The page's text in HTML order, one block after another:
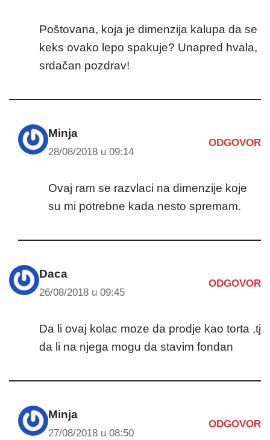
Poštovana, koja je dimenzija kalupa da se
keks ovako lepo spakuje? Unapred hvala,
srdačan pozdrav!
Minja
28/08/2018 u 09:14
ODGOVOR
Ovaj ram se razvlaci na dimenzije koje
su mi potrebne kada nesto spremam.
Daca
26/08/2018 u 09:45
ODGOVOR
Da li ovaj kolac moze da prodje kao torta ,tj
da li na njega mogu da stavim fondan
Minja
27/08/2018 u 08:50
ODGOVOR